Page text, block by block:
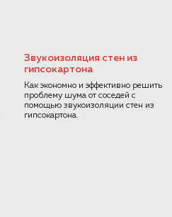
Звукоизоляция стен из
гипсокартона
Как экономно и эффективно решить
проблему шума от соседей с
помощью звукоизоляции стен из
гипсокартона.